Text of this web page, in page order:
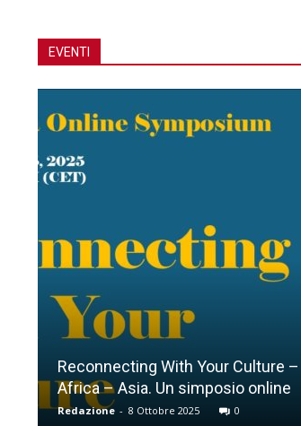
EVENTI
Lucca, Giubileo della Croce
Redazione - 15 Ottobre 2025